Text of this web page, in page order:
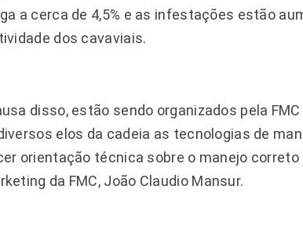
a cerca de 4,5% e as infestações estão
dos cavaviais.
disso, estão sendo organizados pela
elos da cadeia as tecnologias de
orientação técnica sobre o manejo correto
da FMC, João Claudio Mansur.